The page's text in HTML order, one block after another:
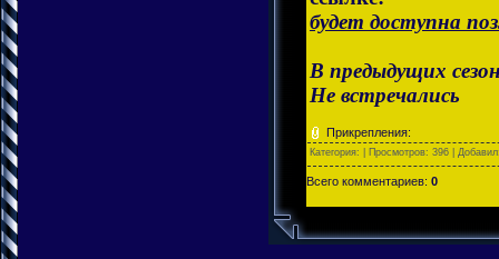
будет доступна
В предыдущих
Не встречались
Прикрепления:
Категория: | Просмотров: 396 |
Всего комментариев: 0